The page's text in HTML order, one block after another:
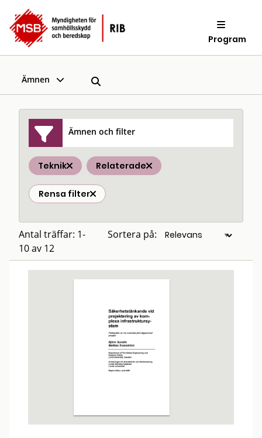
Program
Ämnen
Ämnen och filter
Teknik Relaterade
Rensa filter
Antal träffar: 1-
10 av 12
Sortera på: